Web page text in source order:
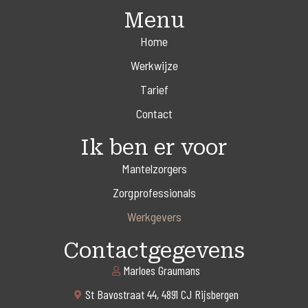
Menu
Home
Werkwijze
Tarief
Contact
Ik ben er voor
Mantelzorgers
Zorgprofessionals
Werkgevers
Contactgegevens
Marloes Graumans
St Bavostraat 44, 4891 CJ Rijsbergen